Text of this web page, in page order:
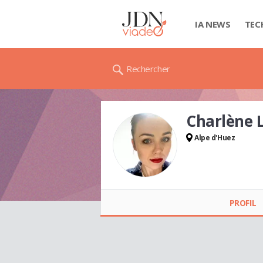
IA NEWS
Rechercher
Charlène LE MÉNÉEC
Charlène
Alpe d'Huez
PROFIL